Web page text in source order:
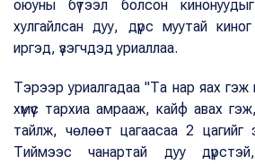
оюуны бүтээл болсон кинонуудыг
хулгайлсан дуу, дүрс муутай киног
иргэд, үзэгчдэд уриаллаа.
Тэрээр уриалгадаа "Та нар яах гэж
хүмүүс тархиа амрааж, кайф авах
тайлж, чөлөөт цагаасаа 2 цагийг
Тиймээс чанартай дуу